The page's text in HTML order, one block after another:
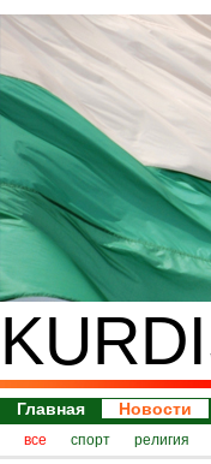
Главная Новости
все спорт религия